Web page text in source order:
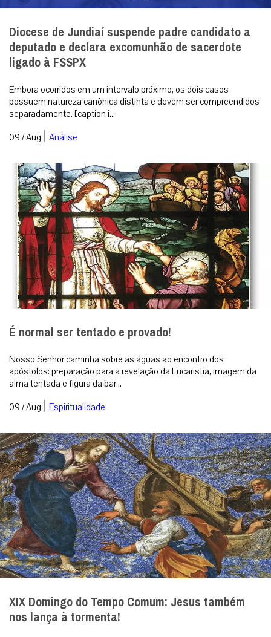
Diocese de Jundiaí suspende padre candidato a
deputado e declara excomunhão de sacerdote
ligado à FSSPX
Embora ocorridos em um intervalo próximo, os dois casos
possuem natureza canônica distinta e devem ser compreendidos
separadamente. [caption i...
09 / Aug | Análise
É normal ser tentado e provado!
Nosso Senhor caminha sobre as águas ao encontro dos
apóstolos: preparação para a revelação da Eucaristia, imagem da
alma tentada e figura da bar...
09 / Aug | Espiritualidade
XIX Domingo do Tempo Comum: Jesus também
nos lança à tormenta!